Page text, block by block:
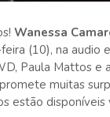
Wanessa
(10), na audio
Paula Mattos e
muitas
estão